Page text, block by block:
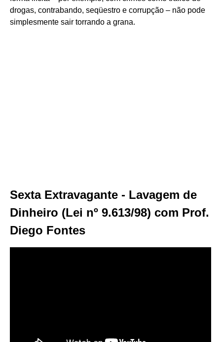
drogas, contrabando, seqüestro e corrupção – não pode
simplesmente sair torrando a grana.
Sexta Extravagante - Lavagem de
Dinheiro (Lei nº 9.613/98) com Prof.
Diego Fontes